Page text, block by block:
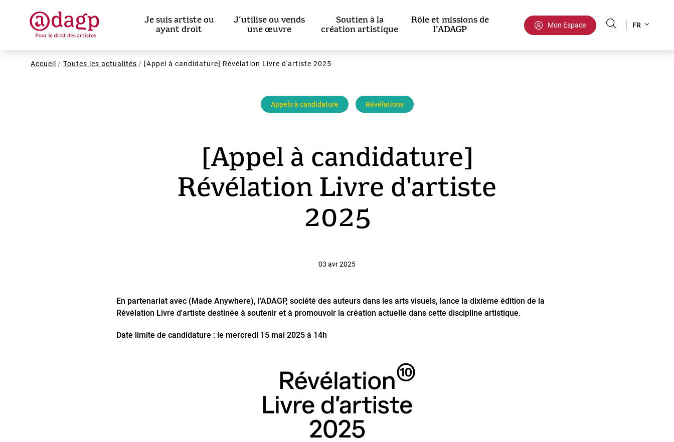
Je suis artiste ou
ayant droit
J’utilise ou vends
une œuvre
Soutien à la
création artistique
Rôle et missions de
l’ADAGP
Mon Espace
your
FR
Fil
Accueil Toutes les actualités [Appel à candidature] Révélation Livre d'artiste 2025
Appels à candidature Révélations
[Appel à candidature]
Révélation Livre d'artiste
2025
03 avr 2025
En partenariat avec (Made Anywhere), l'ADAGP, société des auteurs dans les arts visuels, lance la dixième édition de la
Révélation Livre d'artiste destinée à soutenir et à promouvoir la création actuelle dans cette discipline artistique.
Date limite de candidature : le mercredi 15 mai 2025 à 14h